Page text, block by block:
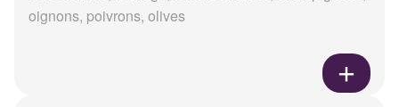
oignons, poivrons, olives